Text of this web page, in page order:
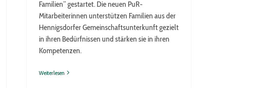
Familien“ gestartet. Die neuen PuR-
Mitarbeiterinnen unterstützen Familien aus der
Hennigsdorfer Gemeinschaftsunterkunft gezielt
in ihren Bedürfnissen und stärken sie in ihren
Kompetenzen.
Weiterlesen